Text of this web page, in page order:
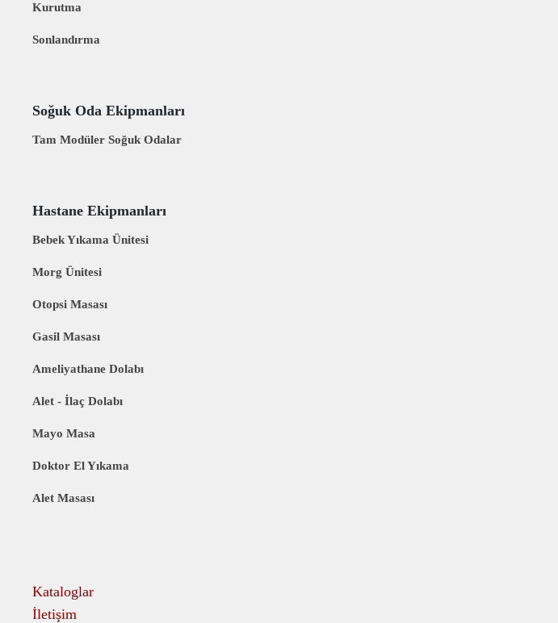
Kurutma
Sonlandırma
Soğuk Oda Ekipmanları
Tam Modüler Soğuk Odalar
Hastane Ekipmanları
Bebek Yıkama Ünitesi
Morg Ünitesi
Otopsi Masası
Gasil Masası
Ameliyathane Dolabı
Alet - İlaç Dolabı
Mayo Masa
Doktor El Yıkama
Alet Masası
Kataloglar
İletişim